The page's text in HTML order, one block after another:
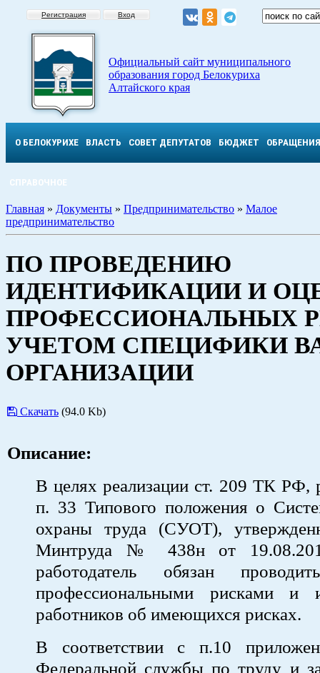
Регистрация Вход
Официальный сайт муниципального
образования город Белокуриха
Алтайского края
О БЕЛОКУРИХЕ ВЛАСТЬ СОВЕТ ДЕПУТАТОВ БЮДЖЕТ ОБРАЩЕНИЯ
СПРАВОЧНОЕ
Главная » Документы » Предпринимательство » Малое
предпринимательство
ПО ПРОВЕДЕНИЮ
ИДЕНТИФИКАЦИИ И
ПРОФЕССИОНАЛЬНЫХ
УЧЕТОМ СПЕЦИФИКИ
ОРГАНИЗАЦИИ
Скачать (94.0 Kb)
Описание:
В целях реализации ст. 209 ТК РФ,
п. 33 Типового положения о
охраны труда (СУОТ),
Минтруда № 438н от
работодатель обязан
профессиональными рисками и
работников об имеющихся рисках.
В соответствии с п.10
Федеральной службы по труду и